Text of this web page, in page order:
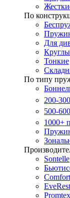
По
Для
Тонкие
По типу
200-
500-
1000+
Sontelle
EveRest